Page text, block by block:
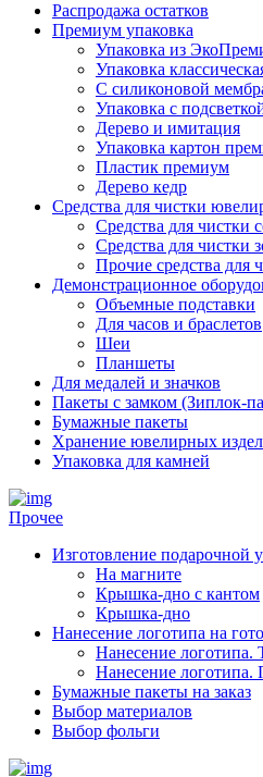
Распродажа остатков
Премиум упаковка
Упаковка из
Упаковка
С силиконовой
Упаковка с
Дерево и имитация
Упаковка картон
Пластик премиум
Дерево кедр
Средства для чистки
Средства для чистки
Средства для чистки
Прочие средства для
Демонстрационное
Объемные подставки
Для часов и браслетов
Шеи
Планшеты
Для медалей и значков
Пакеты с замком (Зиплок-
Бумажные пакеты
Хранение ювелирных
Упаковка для камней
Прочее
Изготовление подарочной
На магните
Крышка-дно с кантом
Крышка-дно
Нанесение логотипа на
Нанесение логотипа.
Нанесение логотипа.
Бумажные пакеты на заказ
Выбор материалов
Выбор фольги